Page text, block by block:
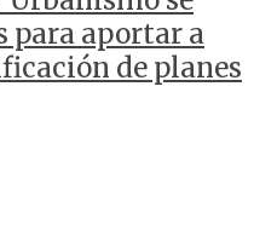
para aportar a
de planes